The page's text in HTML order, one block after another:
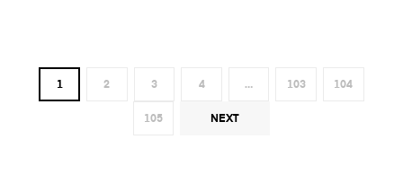
1 2 3 4 … 103 104
105 NEXT